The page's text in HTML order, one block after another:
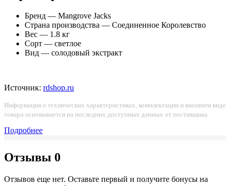
Бренд — Mangrove Jacks
Страна производства — Соединенное Королевство
Вес — 1.8 кг
Сорт — светлое
Вид — солодовый экстракт
Источник: rdshop.ru
Информация о технических характеристиках, комплектации и внешнем виде
товара основывается на последних доступных данных от поставщика.
Подробнее
Отзывы 0
Отзывов еще нет. Оставьте первый и получите бонусы на